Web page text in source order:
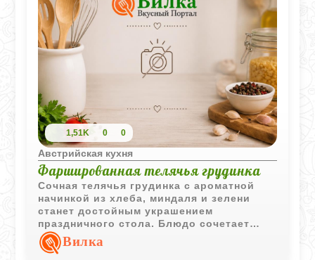
1,51K 0 0
Австрийская кухня
Фаршированная телячья грудинка
Сочная телячья грудинка с ароматной
начинкой из хлеба, миндаля и зелени
станет достойным украшением
праздничного стола. Блюдо сочетает
насыщенный мясной вкус и тонкие
ореховые нотки.
Вилка